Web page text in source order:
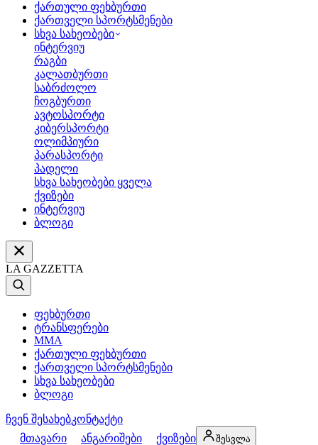
ქართული ფეხბურთი
ქართველი სპორტსმენები
სხვა სახეობები
ინტერვიუ
რაგბი
კალათბურთი
საბრძოლო
ჩოგბურთი
ავტოსპორტი
კიბერსპორტი
ოლიმპიური
პარასპორტი
პადელი
სხვა სახეობები ყველა
ქვიზები
ინტერვიუ
ბლოგი
LA GAZZETTA
ფეხბურთი
ტრანსფერები
MMA
ქართული ფეხბურთი
ქართველი სპორტსმენები
სხვა სახეობები
ბლოგი
ჩვენ შესახებკონტაქტი
მთავარი
ანგარიშები ქვიზები შესვლა